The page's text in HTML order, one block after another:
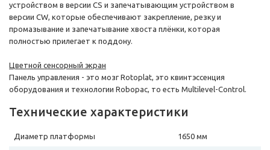
устройством в версии CS и запечатывающим устройством в
версии CW, которые обеспечивают закрепление, резку и
промазывание и запечатывание хвоста плёнки, которая
полностью прилегает к поддону.
Цветной сенсорный экран
Панель управления - это мозг Rotoplat, это квинтэссенция
оборудования и технологии Robopac, то есть Multilevel-Control.
Технические характеристики
Диаметр платформы 1650 мм